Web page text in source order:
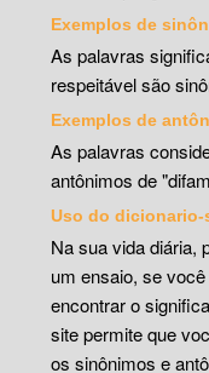
Exemplos de
As palavras
respeitável são
Exemplos de
As palavras
antônimos de
Uso do
Na sua vida diária,
um ensaio, se
encontrar o
site permite que
os sinônimos e